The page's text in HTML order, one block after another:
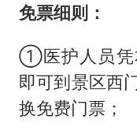
免票细则：
①医护人员凭
即可到景区西
换免费门票；